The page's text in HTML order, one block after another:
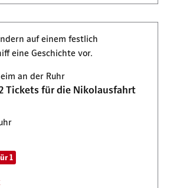
an der Ruhr
Tickets für die Nikolausfahrt
1